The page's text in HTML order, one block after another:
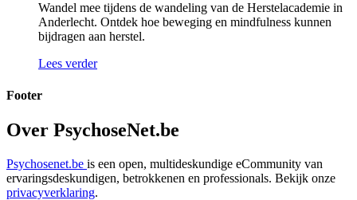
Wandel mee tijdens de wandeling van de Herstelacademie in
Anderlecht. Ontdek hoe beweging en mindfulness kunnen
bijdragen aan herstel.
Lees verder
Footer
Over PsychoseNet.be
Psychosenet.be is een open, multideskundige eCommunity van
ervaringsdeskundigen, betrokkenen en professionals. Bekijk onze
privacyverklaring.